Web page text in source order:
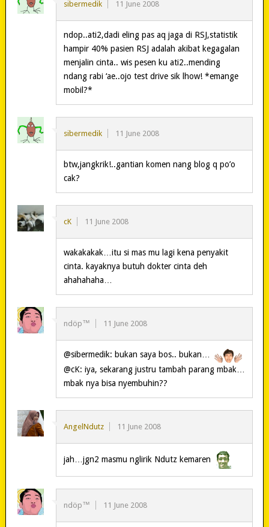
sibermedik 11 June 2008
ndop..ati2,dadi eling pas aq jaga di RSJ,statistik
hampir 40% pasien RSJ adalah akibat kegagalan
menjalin cinta.. wis pesen ku ati2..mending
ndang rabi ‘ae..ojo test drive sik lhow! *emange
mobil?*
sibermedik 11 June 2008
btw,jangkrik!..gantian komen nang blog q po’o
cak?
cK 11 June 2008
wakakakak…itu si mas mu lagi kena penyakit
cinta. kayaknya butuh dokter cinta deh
ahahahaha…
ndöp™ 11 June 2008
@sibermedik: bukan saya bos.. bukan…
@cK: iya, sekarang justru tambah parang mbak…
mbak nya bisa nyembuhin??
AngelNdutz 11 June 2008
jah…jgn2 masmu nglirik Ndutz kemaren
ndöp™ 11 June 2008